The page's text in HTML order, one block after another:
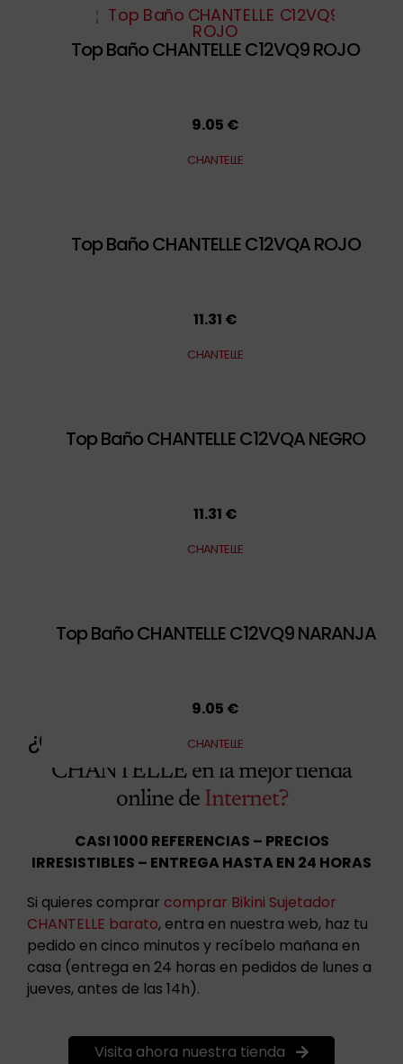
¿Quieres comprarBikini Sujetador
CHANTELLE en la mejor tienda
online de Internet?
CASI 1000 REFERENCIAS – PRECIOS
IRRESISTIBLES – ENTREGA HASTA EN 24 HORAS
Si quieres comprar comprar Bikini Sujetador
CHANTELLE barato, entra en nuestra web, haz tu
pedido en cinco minutos y recíbelo mañana en
casa (entrega en 24 horas en pedidos de lunes a
jueves, antes de las 14h).
Visita ahora nuestra tienda
Top Baño CHANTELLE C12VQ9 ROJO
9.05 €
CHANTELLE
Top Baño CHANTELLE C12VQA ROJO
11.31 €
CHANTELLE
Top Baño CHANTELLE C12VQA NEGRO
11.31 €
CHANTELLE
Top Baño CHANTELLE C12VQ9 NARANJA
9.05 €
CHANTELLE